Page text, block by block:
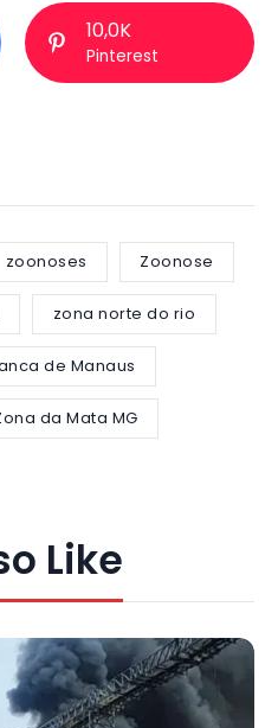
10,0K
Pinterest
zoonoses Zoonose
zona norte do rio
de Manaus
da Mata MG
Like